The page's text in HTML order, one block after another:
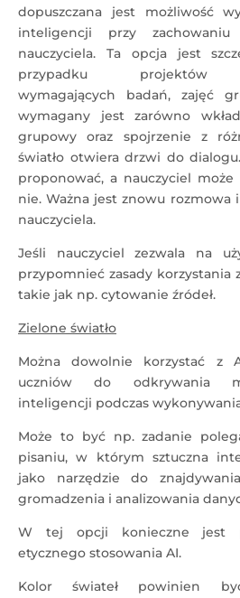
dopuszczana jest możliwość
inteligencji przy
nauczyciela. Ta opcja jest
przypadku projektów
wymagających badań, zajęć
wymagany jest zarówno
grupowy oraz spojrzenie z
światło otwiera drzwi do
proponować, a nauczyciel
nie. Ważna jest znowu rozmowa
nauczyciela.
Jeśli nauczyciel zezwala na
przypomnieć zasady korzystania
takie jak np. cytowanie źródeł.
Zielone światło
Można dowolnie korzystać z
uczniów do odkrywania
inteligencji podczas
Może to być np. zadanie
pisaniu, w którym sztuczna
jako narzędzie do
gromadzenia i analizowania
W tej opcji konieczne jest
etycznego stosowania AI.
Kolor świateł powinien